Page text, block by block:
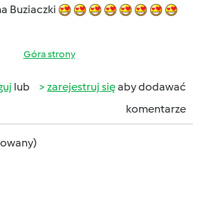
Buziaczki
Góra strony
lub zarejestruj sięaby dodawać
komentarze